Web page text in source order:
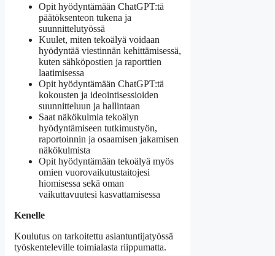
Opit hyödyntämään ChatGPT:tä
päätöksenteon tukena ja
suunnittelutyössä
Kuulet, miten tekoälyä voidaan
hyödyntää viestinnän kehittämisessä,
kuten sähköpostien ja raporttien
laatimisessa
Opit hyödyntämään ChatGPT:tä
kokousten ja ideointisessioiden
suunnitteluun ja hallintaan
Saat näkökulmia tekoälyn
hyödyntämiseen tutkimustyön,
raportoinnin ja osaamisen jakamisen
näkökulmista
Opit hyödyntämään tekoälyä myös
omien vuorovaikutustaitojesi
hiomisessa sekä oman
vaikuttavuutesi kasvattamisessa
Kenelle
Koulutus on tarkoitettu asiantuntijatyössä
työskenteleville toimialasta riippumatta.